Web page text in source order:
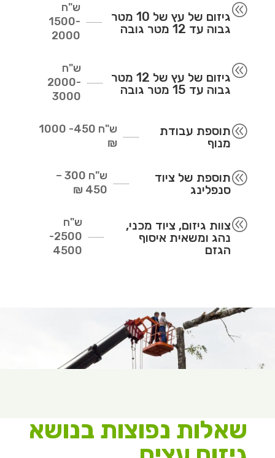
@
גיזום של עץ של 10 מטר
גבוה עד 12 מטר גובה
ש"ח
1500-
2000
@
גיזום של עץ של 12 מטר
גבוה עד 15 מטר גובה
ש"ח
2000-
3000
@תוספת עבודת
מנוף
ש"ח
450- 1000
₪
@תוספת של ציוד
סנפלינג
ש"ח
300 –
450 ₪
@צוות גיזום, ציוד מכני,
נהג ומשאית איסוף
הגזם
ש"ח
2500-
4500
שאלות נפוצות בנושא